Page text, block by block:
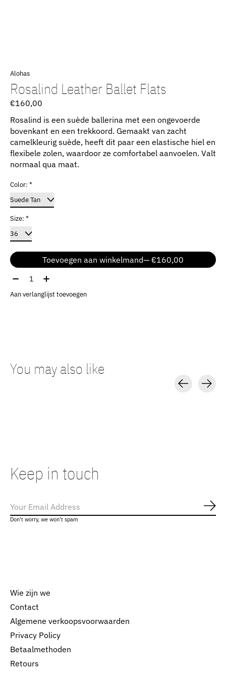
Alohas
Rosalind Leather Ballet Flats
€160,00
Rosalind is een suède ballerina met een ongevoerde
bovenkant en een trekkoord. Gemaakt van zacht
camelkleurig suède, heeft dit paar een elastische hiel en
flexibele zolen, waardoor ze comfortabel aanvoelen. Valt
normaal qua maat.
Color: *
Size: *
Toevoegen aan winkelmand
— €160,00
Aantal:
Aan verlanglijst toevoegen
You may also like
Keep in touch
Don’t worry, we won’t spam
Wie zijn we
Contact
Algemene verkoopsvoorwaarden
Privacy Policy
Betaalmethoden
Retours